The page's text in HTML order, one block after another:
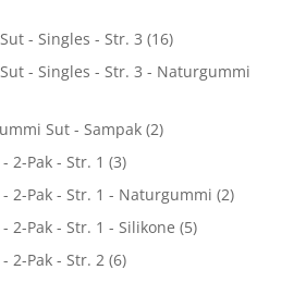
- Singles - Str. 3 (16)
- Singles - Str. 3 - Naturgummi
Sut - Sampak (2)
2-Pak - Str. 1 (3)
- 2-Pak - Str. 1 - Naturgummi (2)
2-Pak - Str. 1 - Silikone (5)
2-Pak - Str. 2 (6)